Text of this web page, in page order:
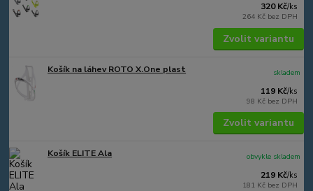
320 Kč/ks
264 Kč bez DPH
Zvolit variantu
Košík na láhev ROTO X.One plast
119 Kč/ks
98 Kč bez DPH
skladem
Zvolit variantu
Košík ELITE Ala
219 Kč/ks
181 Kč bez DPH
obvykle skladem